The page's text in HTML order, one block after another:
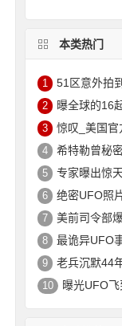
本类热门
1 51区意外拍
2 曝全球的16起
3 惊叹_美国官方公
4 希特勒曾秘
5 专家曝出惊天真
6 绝密UFO照
7 美前司令部
8 最诡异UFO
9 老兵沉默44
10 曝光UFO飞